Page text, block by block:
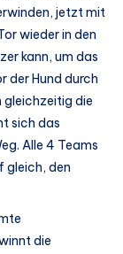
jetzt mit
wieder in den
kann, um das
der Hund durch
gleichzeitig die
sich das
Alle 4 Teams
gleich, den
die